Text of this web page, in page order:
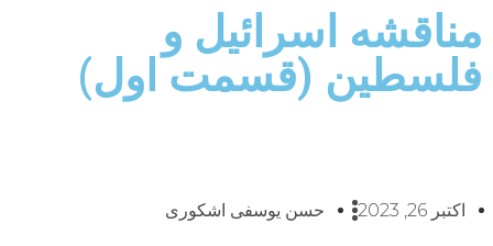
مناقشه اسرائیل و
فلسطین (قسمت اول)
اکتبر 26, 2023 حسن یوسفی اشکوری